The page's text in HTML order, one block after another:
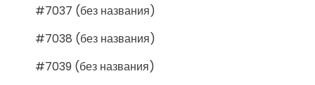
#7037 (без названия)
#7038 (без названия)
#7039 (без названия)